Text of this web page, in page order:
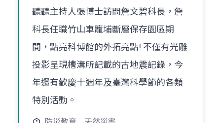
聽聽主持人張博士訪問詹文碧科長，詹
科長任職竹山車籠埔斷層保存園區期
間，點亮科博館的外拓亮點! 不僅有光雕
投影呈現槽溝所記載的古地震記錄，今
年還有歡慶十週年及臺灣科學節的各類
特別活動。